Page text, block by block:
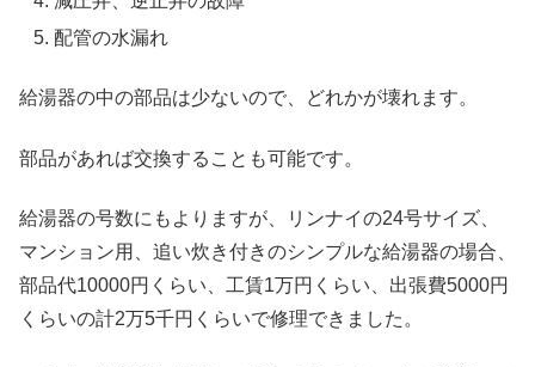
配管の水漏れ
給湯器の中の部品は少ないので、どれかが壊れます。
部品があれば交換することも可能です。
給湯器の号数にもよりますが、リンナイの24号サイズ、
マンション用、追い炊き付きのシンプルな給湯器の場合、
部品代10000円くらい、工賃1万円くらい、出張費5000円
くらいの計2万5千円くらいで修理できました。